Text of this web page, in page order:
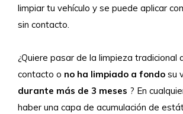
limpiar tu vehículo y se puede aplicar
sin contacto.
¿Quiere pasar de la limpieza tradicional
contacto o no ha limpiado a fondo su
durante más de 3 meses ? En
haber una capa de acumulación de